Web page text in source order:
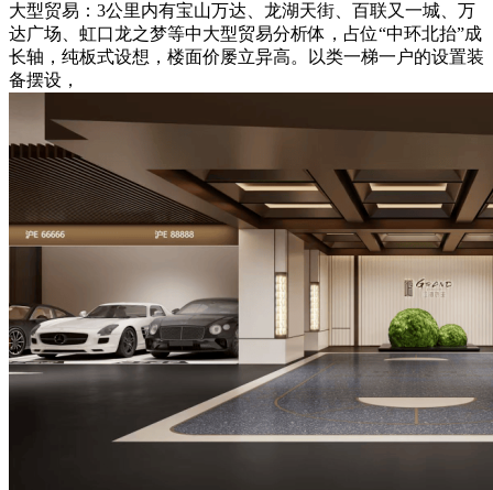
大型贸易：3公里内有宝山万达、龙湖天街、百联又一城、万
达广场、虹口龙之梦等中大型贸易分析体，占位“中环北抬”成
长轴，纯板式设想，楼面价屡立异高。以类一梯一户的设置装
备摆设，